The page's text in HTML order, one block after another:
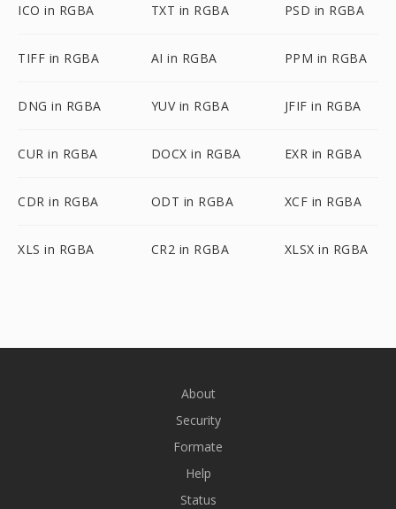
ICO in RGBA TXT in RGBA PSD in RGBA
TIFF in RGBA AI in RGBA PPM in RGBA
DNG in RGBA YUV in RGBA JFIF in RGBA
CUR in RGBA DOCX in RGBA EXR in RGBA
CDR in RGBA ODT in RGBA XCF in RGBA
XLS in RGBA CR2 in RGBA XLSX in RGBA
About
Security
Formate
Help
Status